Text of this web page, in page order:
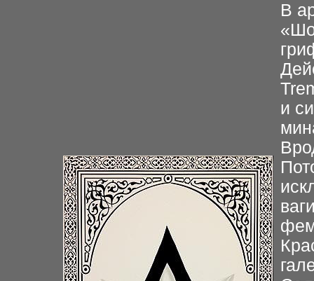
В
и